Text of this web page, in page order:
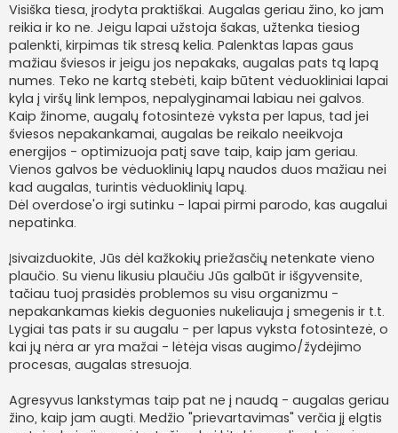
Visiška tiesa, įrodyta praktiškai. Augalas geriau žino, ko jam
reikia ir ko ne. Jeigu lapai užstoja šakas, užtenka tiesiog
palenkti, kirpimas tik stresą kelia. Palenktas lapas gaus
mažiau šviesos ir jeigu jos nepakaks, augalas pats tą lapą
numes. Teko ne kartą stebėti, kaip būtent vėduokliniai lapai
kyla į viršų link lempos, nepalyginamai labiau nei galvos.
Kaip žinome, augalų fotosintezė vyksta per lapus, tad jei
šviesos nepakankamai, augalas be reikalo neeikvoja
energijos - optimizuoja patį save taip, kaip jam geriau.
Vienos galvos be vėduoklinių lapų naudos duos mažiau nei
kad augalas, turintis vėduoklinių lapų.
Dėl overdose'o irgi sutinku - lapai pirmi parodo, kas augalui
nepatinka.
Įsivaizduokite, Jūs dėl kažkokių priežasčių netenkate vieno
plaučio. Su vienu likusiu plaučiu Jūs galbūt ir išgyvensite,
tačiau tuoj prasidės problemos su visu organizmu -
nepakankamas kiekis deguonies nukeliauja į smegenis ir t.t.
Lygiai tas pats ir su augalu - per lapus vyksta fotosintezė, o
kai jų nėra ar yra mažai - lėtėja visas augimo/žydėjimo
procesas, augalas stresuoja.
Agresyvus lankstymas taip pat ne į naudą - augalas geriau
žino, kaip jam augti. Medžio "prievartavimas" verčia jį elgtis